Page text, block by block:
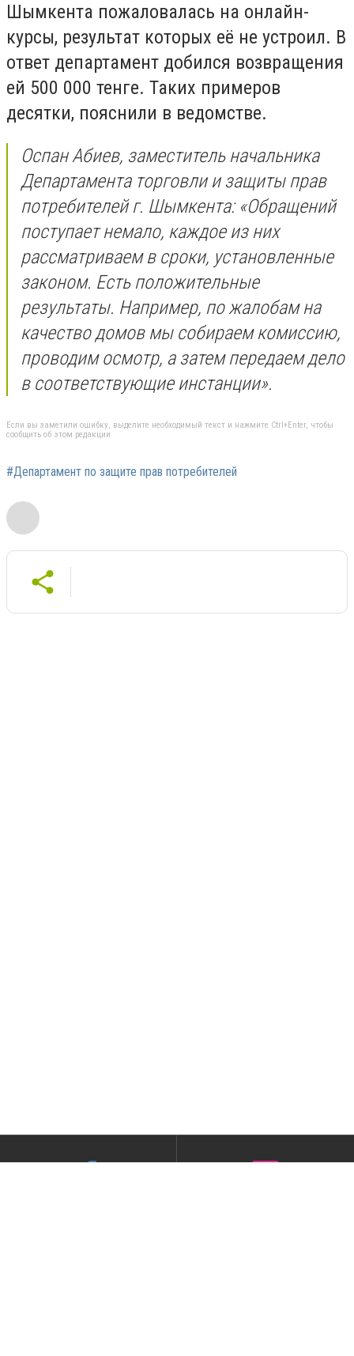
Шымкента пожаловалась на онлайн-
курсы, результат которых её не устроил. В
ответ департамент добился возвращения
ей 500 000 тенге. Таких примеров
десятки, пояснили в ведомстве.
Оспан Абиев, заместитель начальника
Департамента торговли и защиты прав
потребителей г. Шымкента: «Обращений
поступает немало, каждое из них
рассматриваем в сроки, установленные
законом. Есть положительные
результаты. Например, по жалобам на
качество домов мы собираем комиссию,
проводим осмотр, а затем передаем дело
в соответствующие инстанции».
Если вы заметили ошибку, выделите необходимый текст и нажмите Ctrl+Enter, чтобы
сообщить об этом редакции
#Департамент по защите прав потребителей